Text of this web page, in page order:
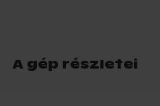
A gép részletei